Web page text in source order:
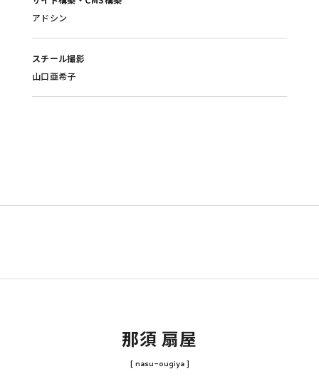
アドシン
スチール撮影
山口亜希子
那須 扇屋
[ nasu-ougiya ]